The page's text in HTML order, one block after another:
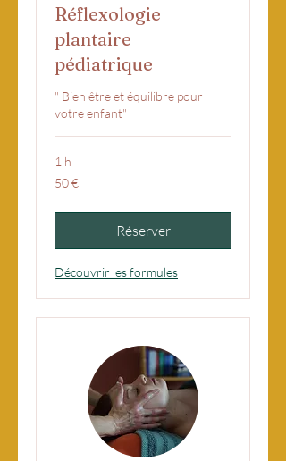
Réflexologie
plantaire
pédiatrique
" Bien être et équilibre pour
votre enfant"
1 h
50
euros
50 €
Réserver
Découvrir les formules